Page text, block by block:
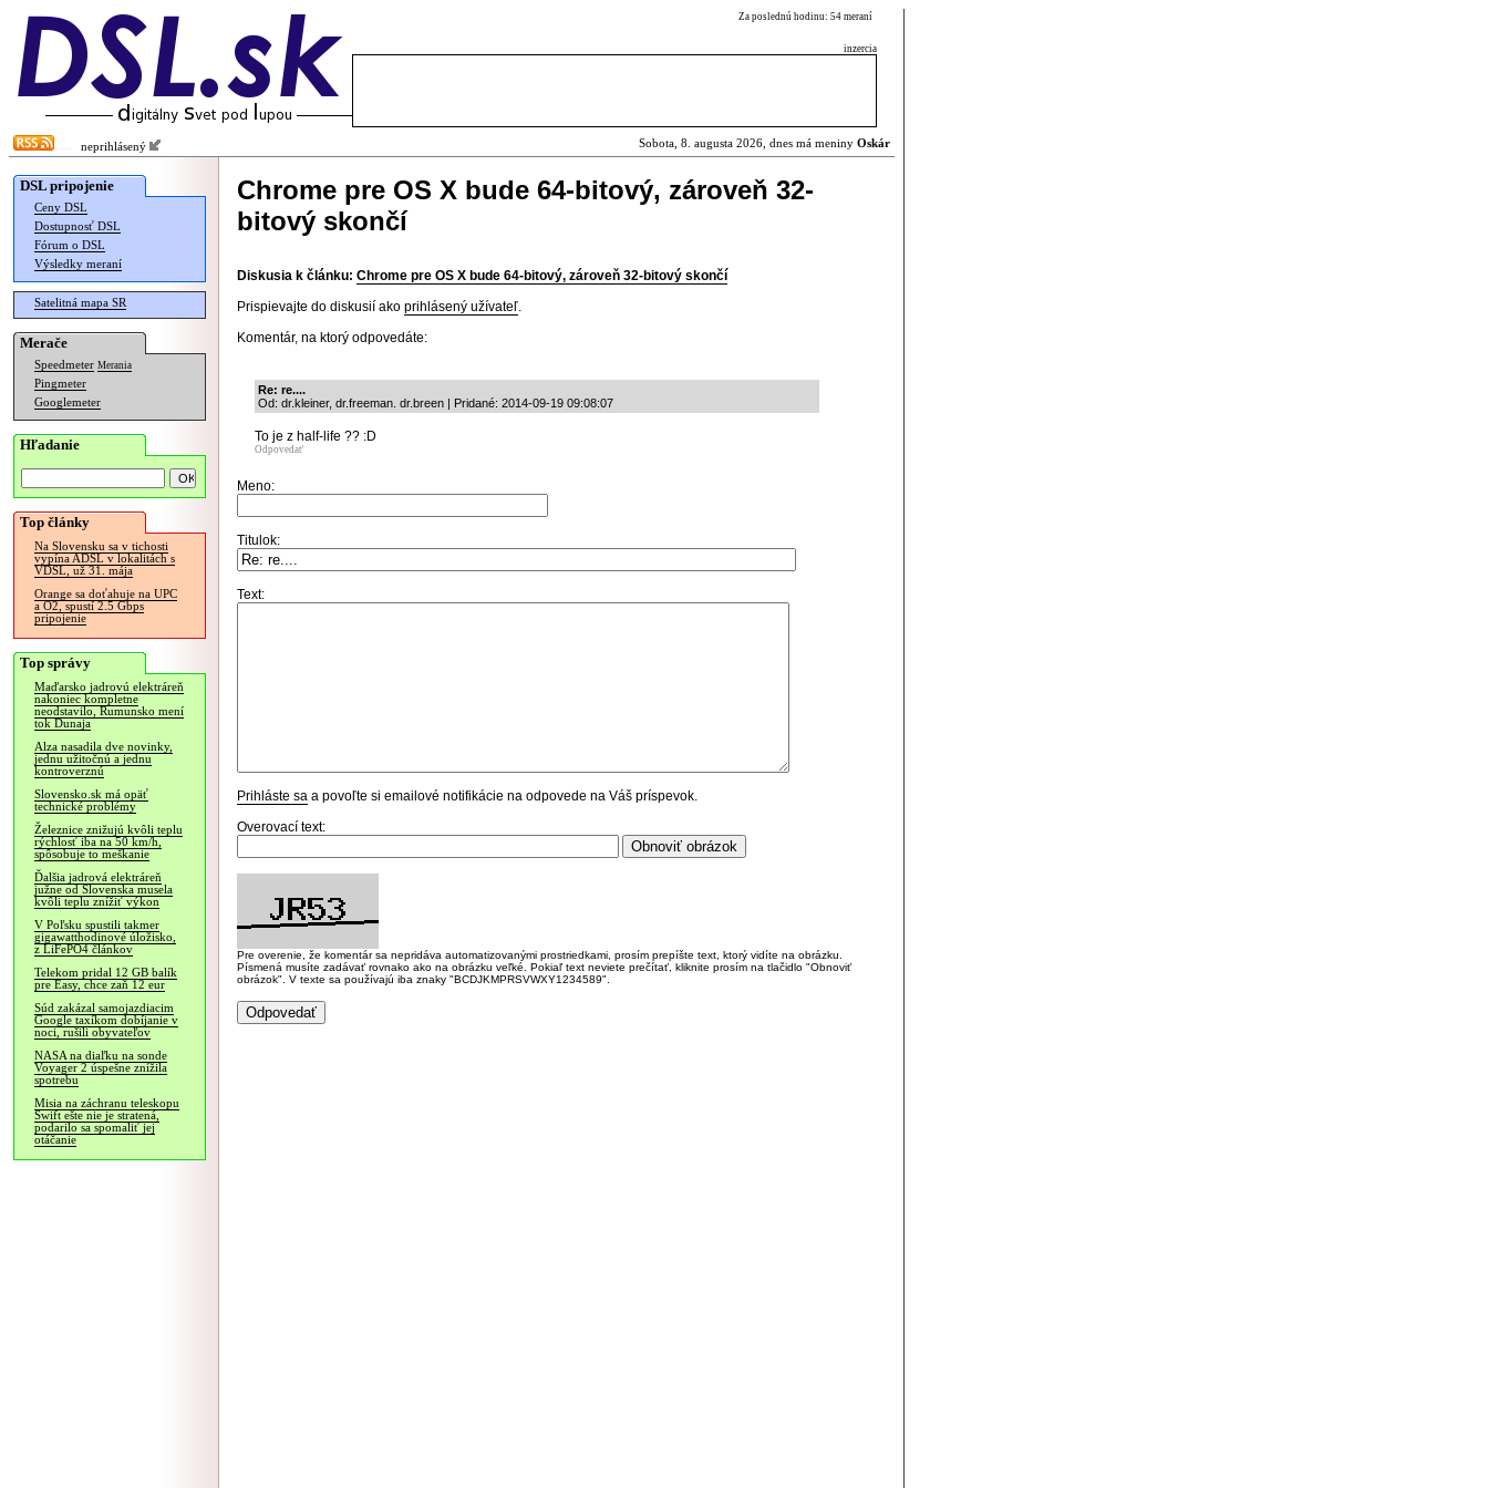
Za poslednú hodinu: 54 meraní
inzercia
neprihlásený Sobota, 8. augusta 2026, dnes má meniny Oskár
DSL pripojenie
Ceny DSL
Dostupnosť DSL
Fórum o DSL
Výsledky meraní
Satelitná mapa SR
Merače
Speedmeter Merania
Pingmeter
Googlemeter
Hľadanie
Top články
Na Slovensku sa v tichosti
vypína ADSL v lokalitách s
VDSL, už 31. mája
Orange sa doťahuje na UPC
a O2, spustí 2.5 Gbps
pripojenie
Top správy
Maďarsko jadrovú elektráreň
nakoniec kompletne
neodstavilo, Rumunsko mení
tok Dunaja
Alza nasadila dve novinky,
jednu užitočnú a jednu
kontroverznú
Slovensko.sk má opäť
technické problémy
Železnice znižujú kvôli teplu
rýchlosť iba na 50 km/h,
spôsobuje to meškanie
Ďalšia jadrová elektráreň
južne od Slovenska musela
kvôli teplu znížiť výkon
V Poľsku spustili takmer
gigawatthodinové úložisko,
z LiFePO4 článkov
Telekom pridal 12 GB balík
pre Easy, chce zaň 12 eur
Súd zakázal samojazdiacim
Google taxíkom dobíjanie v
noci, rušili obyvateľov
NASA na diaľku na sonde
Voyager 2 úspešne znížila
spotrebu
Misia na záchranu teleskopu
Swift ešte nie je stratená,
podarilo sa spomaliť jej
otáčanie
Chrome pre OS X bude 64-bitový, zároveň 32-
bitový skončí
Diskusia k článku: Chrome pre OS X bude 64-bitový, zároveň 32-bitový skončí
Prispievajte do diskusií ako prihlásený užívateľ.
Komentár, na ktorý odpovedáte:
Re: re....
Od: dr.kleiner, dr.freeman. dr.breen | Pridané: 2014-09-19 09:08:07
To je z half-life ?? :D
Odpovedať
Meno:
Titulok:
Text:
Prihláste sa a povoľte si emailové notifikácie na odpovede na Váš príspevok.
Overovací text:
Pre overenie, že komentár sa nepridáva automatizovanými prostriedkami, prosím prepíšte text, ktorý vidíte na obrázku.
Písmená musíte zadávať rovnako ako na obrázku veľké. Pokiaľ text neviete prečítať, kliknite prosím na tlačidlo "Obnoviť
obrázok". V texte sa používajú iba znaky "BCDJKMPRSVWXY1234589".